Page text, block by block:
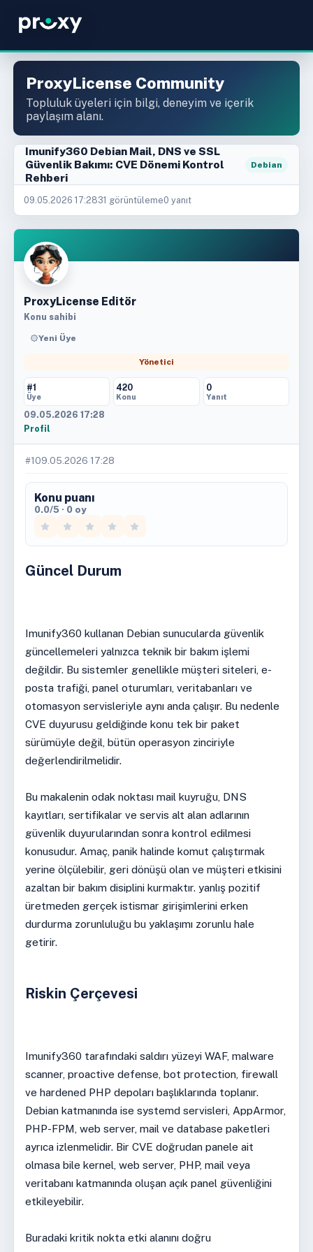
ProxyLicense Community
Topluluk üyeleri için bilgi, deneyim ve içerik
paylaşım alanı.
Imunify360 Debian Mail, DNS ve SSL
Güvenlik Bakımı: CVE Dönemi Kontrol
Rehberi
Debian
09.05.2026 17:2831 görüntüleme0 yanıt
ProxyLicense Editör
Konu sahibi
Yeni Üye
Yönetici
#1
Üye
420
Konu
0
Yanıt
09.05.2026 17:28
Profil
#1 09.05.2026 17:28
Konu puanı
0.0/5 · 0 oy
Güncel Durum
Imunify360 kullanan Debian sunucularda güvenlik
güncellemeleri yalnızca teknik bir bakım işlemi
değildir. Bu sistemler genellikle müşteri siteleri, e-
posta trafiği, panel oturumları, veritabanları ve
otomasyon servisleriyle aynı anda çalışır. Bu nedenle
CVE duyurusu geldiğinde konu tek bir paket
sürümüyle değil, bütün operasyon zinciriyle
değerlendirilmelidir.
Bu makalenin odak noktası mail kuyruğu, DNS
kayıtları, sertifikalar ve servis alt alan adlarının
güvenlik duyurularından sonra kontrol edilmesi
konusudur. Amaç, panik halinde komut çalıştırmak
yerine ölçülebilir, geri dönüşü olan ve müşteri etkisini
azaltan bir bakım disiplini kurmaktır. yanlış pozitif
üretmeden gerçek istismar girişimlerini erken
durdurma zorunluluğu bu yaklaşımı zorunlu hale
getirir.
Riskin Çerçevesi
Imunify360 tarafındaki saldırı yüzeyi WAF, malware
scanner, proactive defense, bot protection, firewall
ve hardened PHP depoları başlıklarında toplanır.
Debian katmanında ise systemd servisleri, AppArmor,
PHP-FPM, web server, mail ve database paketleri
ayrıca izlenmelidir. Bir CVE doğrudan panele ait
olmasa bile kernel, web server, PHP, mail veya
veritabanı katmanında oluşan açık panel güvenliğini
etkileyebilir.
Buradaki kritik nokta etki alanını doğru